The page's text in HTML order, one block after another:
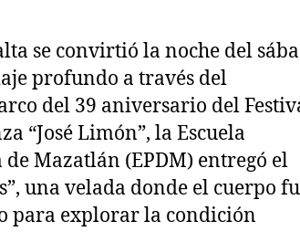
se convirtió la noche del
profundo a través del
del 39 aniversario del
“José Limón”, la Escuela
Mazatlán (EPDM) entregó el
una velada donde el cuerpo
para explorar la condición